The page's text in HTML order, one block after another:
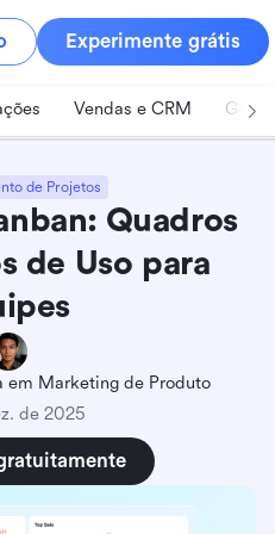
Experimente grátis
Vendas e CRM
de Projetos
Quadros
de Uso para
em Marketing de Produto
de 2025